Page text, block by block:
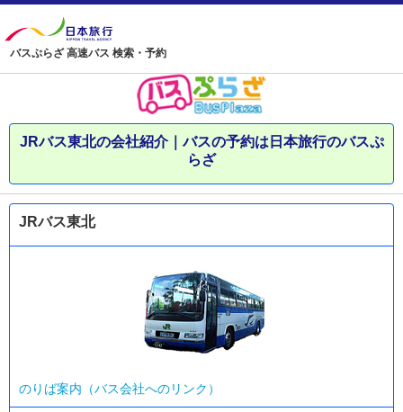
バスぷらざ 高速バス 検索・予約
JRバス東北の会社紹介｜バスの予約は日本旅行のバスぷ
らざ
JRバス東北
のりば案内（バス会社へのリンク）